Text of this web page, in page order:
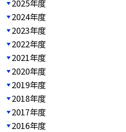
2025年度
2024年度
2023年度
2022年度
2021年度
2020年度
2019年度
2018年度
2017年度
2016年度